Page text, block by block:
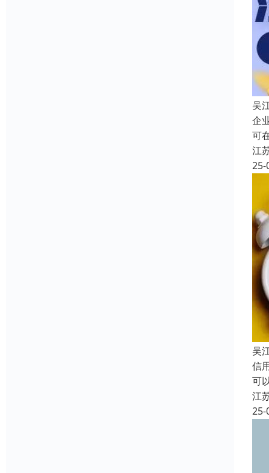
吴
企
可
江
25-
吴
信
可
江
25-